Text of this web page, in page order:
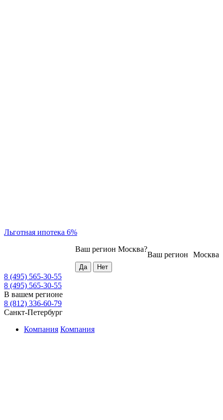
Льготная ипотека 6%
Москва
Ваш регион
Ваш регион Москва?
8 (495) 565-30-55
8 (495) 565-30-55
В вашем регионе
8 (812) 336-60-79
Санкт-Петербург
Компания Компания